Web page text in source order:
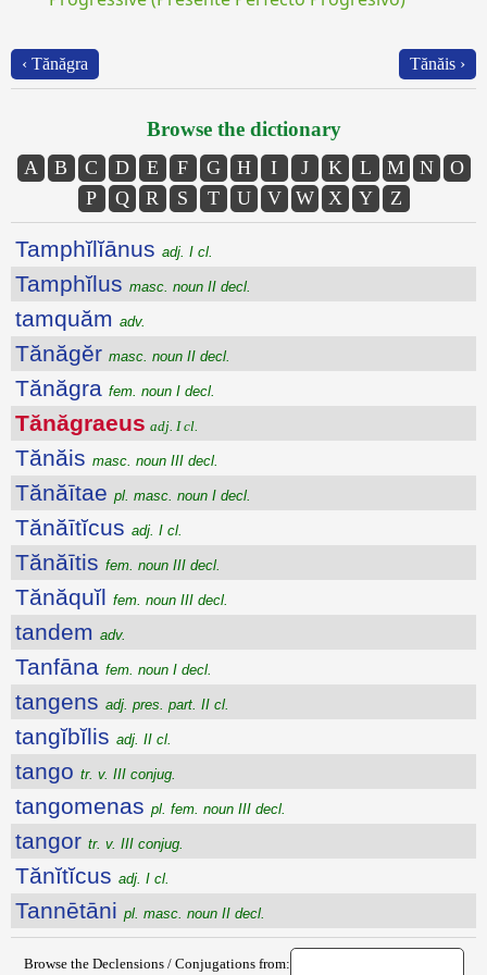
‹ Tănăgra Tănăis ›
Browse the dictionary
A B C D E F G H I J K L M N
O
P
Q R S T U V W X Y Z
Tamphĭlĭānus adj. I cl.
Tamphĭlus masc. noun II decl.
tamquăm adv.
Tănăgĕr masc. noun II decl.
Tănăgra fem. noun I decl.
Tănăgraeus adj. I cl.
Tănăis masc. noun III decl.
Tănăītae pl. masc. noun I decl.
Tănăītĭcus adj. I cl.
Tănăītis fem. noun III decl.
Tănăquĭl fem. noun III decl.
tandem adv.
Tanfāna fem. noun I decl.
tangens adj. pres. part. II cl.
tangĭbĭlis adj. II cl.
tango tr. v. III conjug.
tangomenas pl. fem. noun III decl.
tangor tr. v. III conjug.
Tănĭtĭcus adj. I cl.
Tannētāni pl. masc. noun II decl.
Browse the Declensions / Conjugations from: